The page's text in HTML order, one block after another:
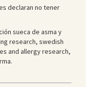
declaran no tener
sueca de asma y
research, swedish
and allergy research,